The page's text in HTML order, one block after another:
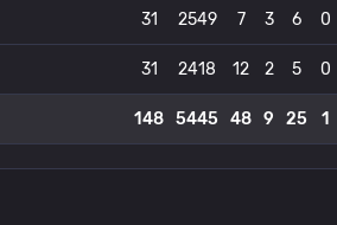
31 2549 7 3 6 0
31 2418 12 2 5 0
148 5445 48 9 25 1